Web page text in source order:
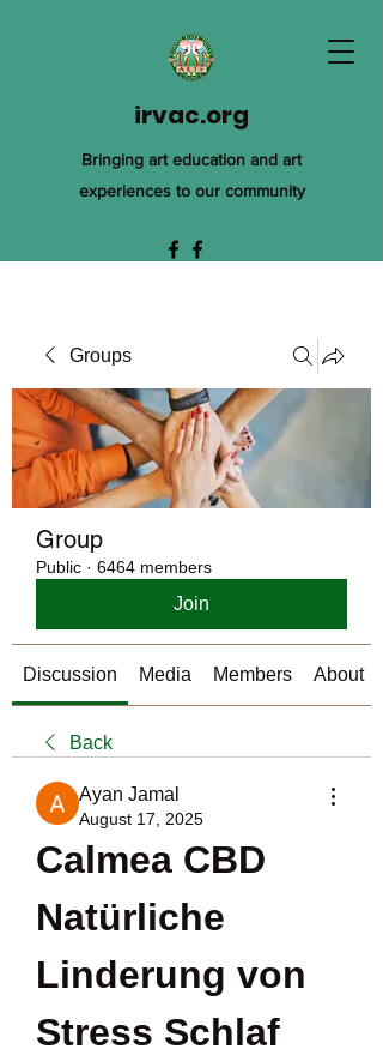
irvac.org
Bringing art education and art
experiences to our community
Groups
Group
Public · 6464 members
Join
Discussion Media Members About
Back
Ayan Jamal
August 17, 2025
Calmea CBD
Natürliche
Linderung von
Stress Schlaf